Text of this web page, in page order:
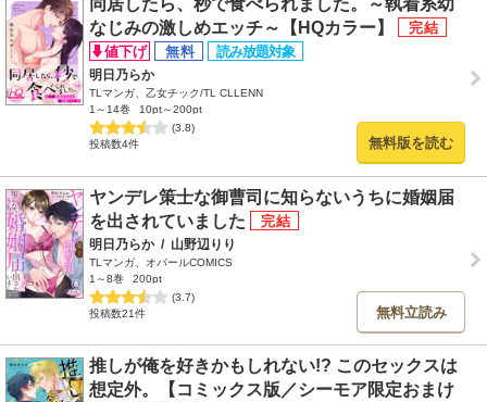
なじみの激しめエッチ～【HQカラー】
明日乃らか
TLマンガ、乙女チック/TL CLLENN
1～14巻
10pt～200pt
(3.8)
投稿数4件
無料版を読む
ヤンデレ策士な御曹司に知らないうちに婚姻届
を出されていました
明日乃らか / 山野辺りり
TLマンガ、オパールCOMICS
1～8巻
200pt
(3.7)
投稿数21件
無料立読み
推しが俺を好きかもしれない!? このセックスは
想定外。【コミックス版／シーモア限定おまけ